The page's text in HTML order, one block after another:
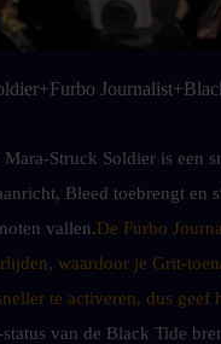
Mara-Struck Soldier is een
Bleed toebrengt en
vallen.De Furbo
waardoor je Grit-
te activeren, dus
van de Black Tide